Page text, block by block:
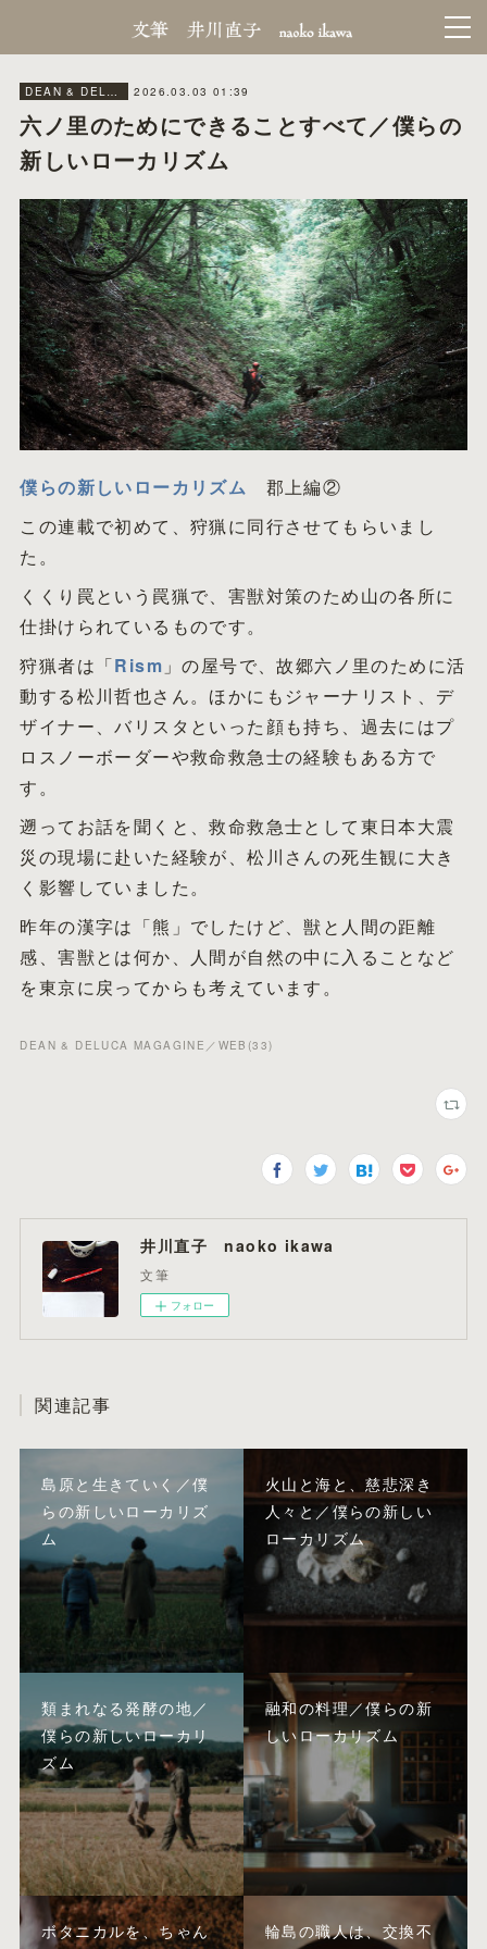
DEAN & DELUCA MAGAGINE／WEB 2026.03.03 01:39
六ノ里のためにできることすべて／僕らの
新しいローカリズム
僕らの新しいローカリズム 郡上編②
この連載で初めて、狩猟に同行させてもらいまし
た。
くくり罠という罠猟で、害獣対策のため山の各所に
仕掛けられているものです。
狩猟者は「Rism 」の屋号で、故郷六ノ里のために活
動する松川哲也さん。ほかにもジャーナリスト、デ
ザイナー、バリスタといった顔も持ち、過去にはプ
ロスノーボーダーや救命救急士の経験もある方で
す。
遡ってお話を聞くと、救命救急士として東日本大震
災の現場に赴いた経験が、松川さんの死生観に大き
く影響していました。
昨年の漢字は「熊」でしたけど、獣と人間の距離
感、害獣とは何か、人間が自然の中に入ることなど
を東京に戻ってからも考えています。
DEAN & DELUCA MAGAGINE／WEB (33)
井川直子 naoko ikawa
文筆
フォロー
関連記事
島原と生きていく／僕
らの新しいローカリズ
ム
火山と海と、慈悲深き
人々と／僕らの新しい
ローカリズム
類まれなる発酵の地／
僕らの新しいローカリ
ズム
融和の料理／僕らの新
しいローカリズム
ボタニカルを、ちゃん
輪島の職人は、交換不